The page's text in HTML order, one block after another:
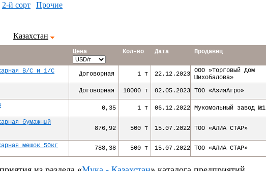
2-й сорт
Прочие
Казахстан
Цена Кол-во Дата Продавец
В/С и 1/С Договорная 1 т 22.12.2023 ООО »Торговый Дом
Шихобалова»
Договорная 10000 т 02.05.2023 ТОО «АзияАгро»
0,35 1 т 06.12.2022 Мукомольный завод №1
бумажный
876,92 500 т 15.07.2022 ТОО «АЛИА СТАР»
мешок 50кг 788,38 500 т 15.07.2022 ТОО «АЛИА СТАР»